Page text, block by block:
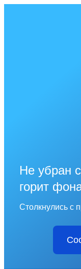
Не убран
горит
Столкнулись с